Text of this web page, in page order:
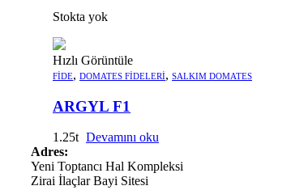
Stokta yok
Hızlı Görüntüle
FIDE, DOMATES FIDELERI, SALKIM DOMATES
ARGYL F1
1.25 Devamını oku
Adres:
Yeni Toptancı Hal Kompleksi
Zirai İlaçlar Bayi Sitesi